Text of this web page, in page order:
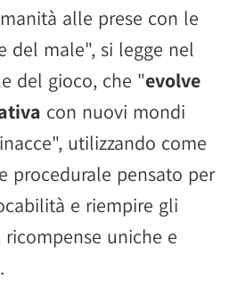
alle prese con le
del male", si legge nel
del gioco, che "evolve
con nuovi mondi
utilizzando come
procedurale pensato per
e riempire gli
uniche e